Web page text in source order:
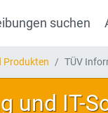
suchen
Produkten TÜV
und IT-